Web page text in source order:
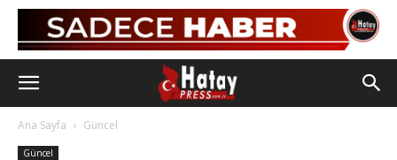
Ana Sayfa Güncel
Güncel